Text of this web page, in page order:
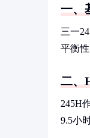
一、
三一
平衡
二、
245H
9.5小